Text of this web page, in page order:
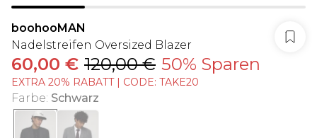
boohooMAN
Nadelstreifen Oversized Blazer
60,00 € 120,00 € 50% Sparen
EXTRA 20% RABATT | CODE: TAKE20
Farbe: Schwarz